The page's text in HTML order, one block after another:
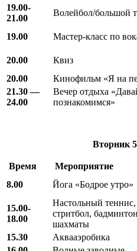
19.00-
21.00
Волейбол/большой
19.00
Мастер-класс по
20.00
Квиз
20.00
Кинофильм «Я на
21.30 —
24.00
Вечер отдыха
познакомимся»
Вторник
Время Мероприятие
8.00
Йога «Бодрое утро»
15.00-
18.00
Настольный теннис,
стритбол,
шахматы
15.30 Аквааэробика